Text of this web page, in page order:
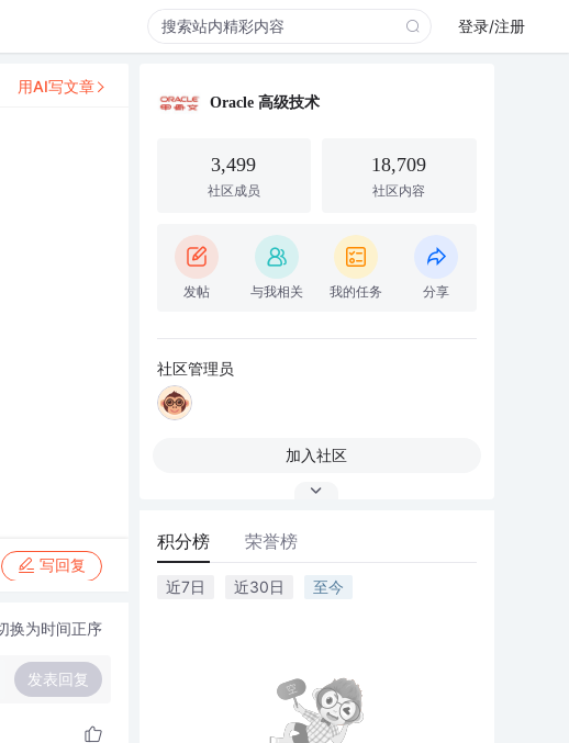
登录/注册
写回复
用AI写文章
换为时间正序
发表回复
Oracle 高级技术
3,499
社区成员
18,709
社区内容
发帖 与我相关 我的任务 分享
社区管理员
加入社区
积分榜 荣誉榜
近7日 近30日 至今